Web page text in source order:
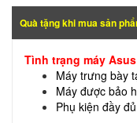
Quà tặng khi mua sản
Tình trạng máy
Máy trưng bày
Máy được bảo
Phụ kiện đầy